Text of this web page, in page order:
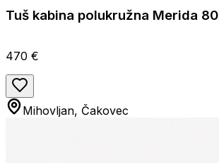
Tuš kabina polukružna Merida 80
470 €
Mihovljan, Čakovec